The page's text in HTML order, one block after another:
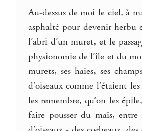
Au-dessus de moi le ciel, à
asphalté pour devenir herbu
l’abri d’un muret, et le
physionomie de l’île et du
murets, ses haies, ses
d’oiseaux comme l’étaient
les remembre, qu’on les
faire pousser du maïs,